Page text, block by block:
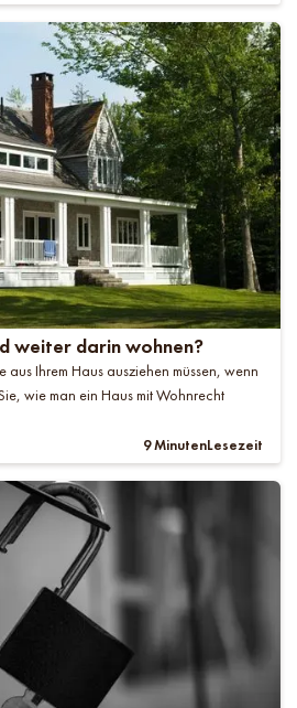
weiter darin wohnen?
aus Ihrem Haus ausziehen müssen, wenn
wie man ein Haus mit Wohnrecht
9 MinutenLesezeit